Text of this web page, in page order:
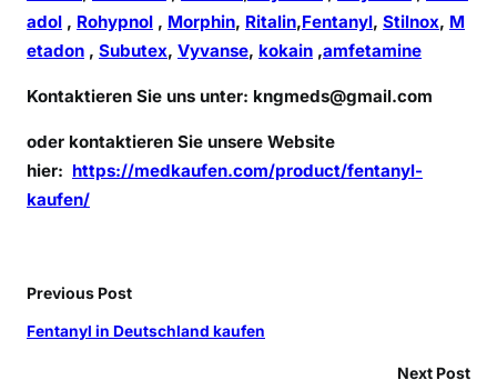
adol , Rohypnol , Morphin, Ritalin,Fentanyl, Stilnox, M
etadon , Subutex, Vyvanse, kokain ,amfetamine
Kontaktieren Sie uns unter: kngmeds@gmail.com
oder kontaktieren Sie unsere Website
hier: https://medkaufen.com/product/fentanyl-
kaufen/
Previous Post
Fentanyl in Deutschland kaufen
Next Post